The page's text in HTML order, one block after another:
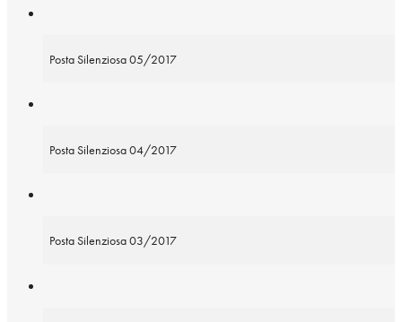
Posta Silenziosa 05/2017
Posta Silenziosa 04/2017
Posta Silenziosa 03/2017